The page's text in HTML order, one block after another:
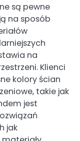
są pewne
na sposób
na
Klienci
kolory ścian
takie jak
jest
jak